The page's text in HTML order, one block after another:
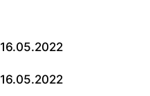
16.05.2022
16.05.2022